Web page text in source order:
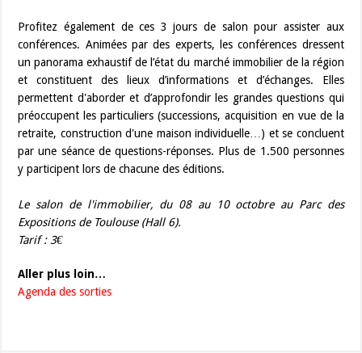
Profitez également de ces 3 jours de salon pour assister aux
conférences. Animées par des experts, les conférences dressent
un panorama exhaustif de l’état du marché immobilier de la région
et constituent des lieux d’informations et d’échanges. Elles
permettent d'aborder et d’approfondir les grandes questions qui
préoccupent les particuliers (successions, acquisition en vue de la
retraite, construction d'une maison individuelle…) et se concluent
par une séance de questions-réponses. Plus de 1.500 personnes
y participent lors de chacune des éditions.
Le salon de l'immobilier, du 08 au 10 octobre au Parc des
Expositions de Toulouse (Hall 6).
Tarif : 3€
Aller plus loin…
Agenda des sorties